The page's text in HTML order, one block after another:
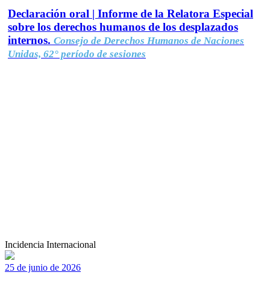
Declaración oral | Informe de la Relatora Especial
sobre los derechos humanos de los desplazados
internos. Consejo de Derechos Humanos de Naciones
Unidas, 62° período de sesiones
Incidencia Internacional
25 de junio de 2026